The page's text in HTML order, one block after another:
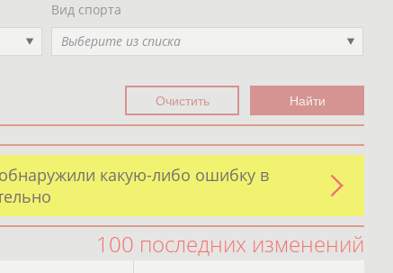
Вид спорта
Выберите из списка
какую-либо ошибку в
100 последних изменений